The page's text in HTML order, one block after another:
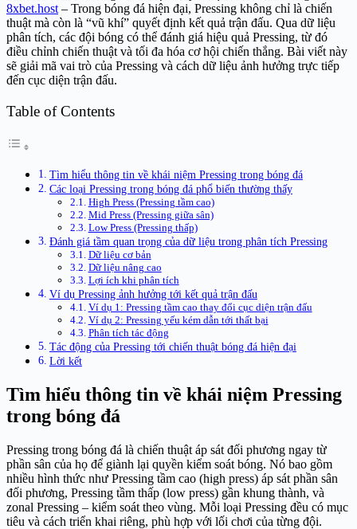
8xbet.host – Trong bóng đá hiện đại, Pressing không chỉ là chiến
thuật mà còn là “vũ khí” quyết định kết quả trận đấu. Qua dữ liệu
phân tích, các đội bóng có thể đánh giá hiệu quả Pressing, từ đó
điều chỉnh chiến thuật và tối đa hóa cơ hội chiến thắng. Bài viết này
sẽ giải mã vai trò của Pressing và cách dữ liệu ảnh hưởng trực tiếp
đến cục diện trận đấu.
Table of Contents
Tìm hiểu thông tin về khái niệm Pressing trong bóng đá
Các loại Pressing trong bóng đá phổ biến thường thấy
High Press (Pressing tầm cao)
Mid Press (Pressing giữa sân)
Low Press (Pressing thấp)
Đánh giá tầm quan trọng của dữ liệu trong phân tích Pressing
Dữ liệu cơ bản
Dữ liệu nâng cao
Lợi ích khi phân tích
Ví dụ Pressing ảnh hưởng tới kết quả trận đấu
Ví dụ 1: Pressing tầm cao thay đổi cục diện trận đấu
Ví dụ 2: Pressing yếu kém dẫn tới thất bại
Phân tích tác động
Tác động của Pressing tới chiến thuật bóng đá hiện đại
Lời kết
Tìm hiểu thông tin về khái niệm Pressing
trong bóng đá
Pressing trong bóng đá là chiến thuật áp sát đối phương ngay từ
phần sân của họ để giành lại quyền kiểm soát bóng. Nó bao gồm
nhiều hình thức như Pressing tầm cao (high press) áp sát phần sân
đối phương, Pressing tầm thấp (low press) gần khung thành, và
zonal Pressing – kiểm soát theo vùng. Mỗi loại Pressing đều có mục
tiêu và cách triển khai riêng, phù hợp với lối chơi của từng đội.